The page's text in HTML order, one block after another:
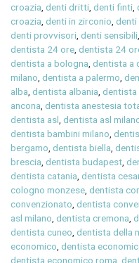
croazia,denti dritti,denti finti,
croazia,denti in zirconio,
denti provvisori,denti sensibili
dentista 24 ore,dentista 24
dentista a bologna,dentista a
milano,dentista a palermo,
alba,dentista albania,dentista
ancona,dentista anestesia
dentista asl,dentista asl
dentista bambini milano,
bergamo,dentista biella,
brescia,dentista budapest,
dentista catania,dentista
cologno monzese,dentista
convenzionato,dentista
asl milano,dentista cremona,
dentista cuneo,dentista della
economico,dentista
dentista economico roma,